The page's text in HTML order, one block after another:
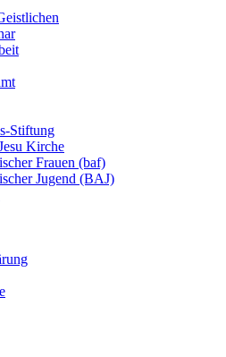
Stiftung
Kirche
Frauen (baf)
Jugend (BAJ)